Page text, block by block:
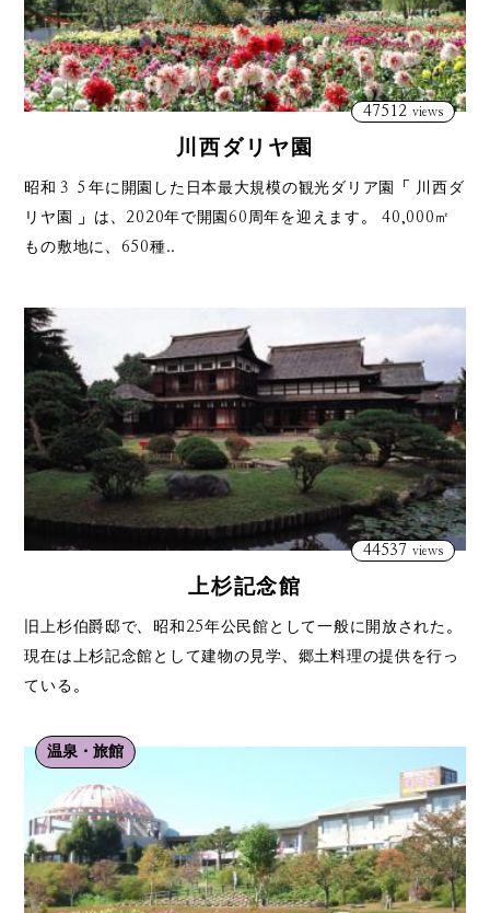
47512 views
川西ダリヤ園
昭和３５年に開園した日本最大規模の観光ダリア園「 川西ダ
リヤ園 」は、2020年で開園60周年を迎えます。 40,000㎡
もの敷地に、650種..
44537 views
上杉記念館
旧上杉伯爵邸で、昭和25年公民館として一般に開放された。
現在は上杉記念館として建物の見学、郷土料理の提供を行っ
ている。
温泉・旅館